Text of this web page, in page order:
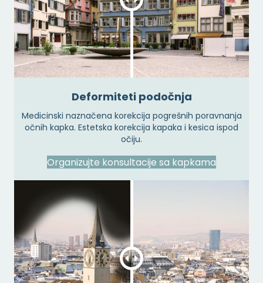
Deformiteti podočnja
Medicinski naznačena korekcija pogrešnih poravnanja
očnih kapka. Estetska korekcija kapaka i kesica ispod
očiju.
Organizujte konsultacije sa kapkama